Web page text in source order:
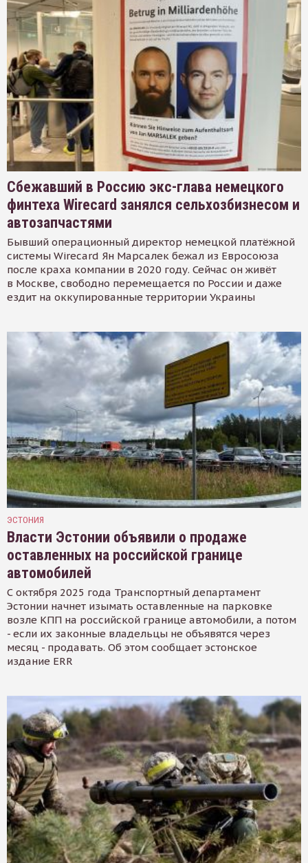
Сбежавший в Россию экс-глава немецкого
финтеха Wirecard занялся сельхозбизнесом и
автозапчастями
Бывший операционный директор немецкой платёжной
системы Wirecard Ян Марсалек бежал из Евросоюза
после краха компании в 2020 году. Сейчас он живёт
в Москве, свободно перемещается по России и даже
ездит на оккупированные территории Украины
ЭСТОНИЯ
Власти Эстонии объявили о продаже
оставленных на российской границе
автомобилей
С октября 2025 года Транспортный департамент
Эстонии начнет изымать оставленные на парковке
возле КПП на российской границе автомобили, а потом
- если их законные владельцы не объявятся через
месяц - продавать. Об этом сообщает эстонское
издание ERR